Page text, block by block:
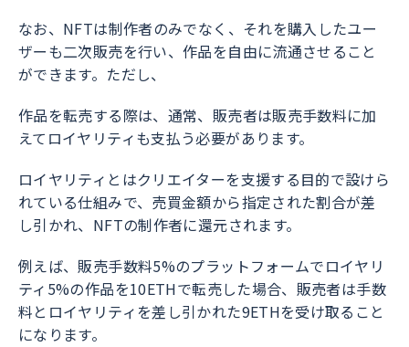
なお、NFTは制作者のみでなく、それを購入したユー
ザーも二次販売を行い、作品を自由に流通させること
ができます。ただし、
作品を転売する際は、通常、販売者は販売手数料に加
えてロイヤリティも支払う必要があります。
ロイヤリティとはクリエイターを支援する目的で設けら
れている仕組みで、売買金額から指定された割合が差
し引かれ、NFTの制作者に還元されます。
例えば、販売手数料5%のプラットフォームでロイヤリ
ティ5%の作品を10ETHで転売した場合、販売者は手数
料とロイヤリティを差し引かれた9ETHを受け取ること
になります。